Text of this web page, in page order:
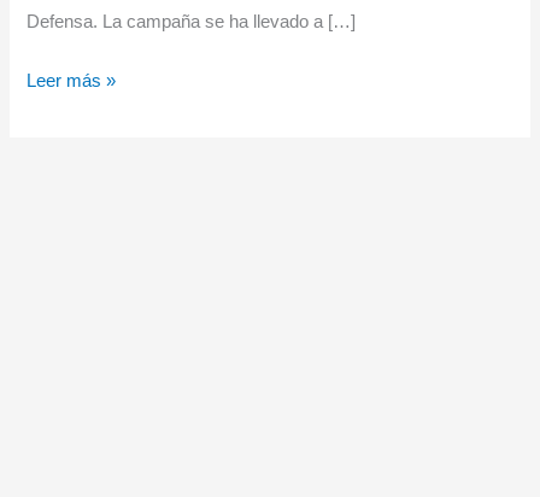
Defensa. La campaña se ha llevado a […]
La
Leer más »